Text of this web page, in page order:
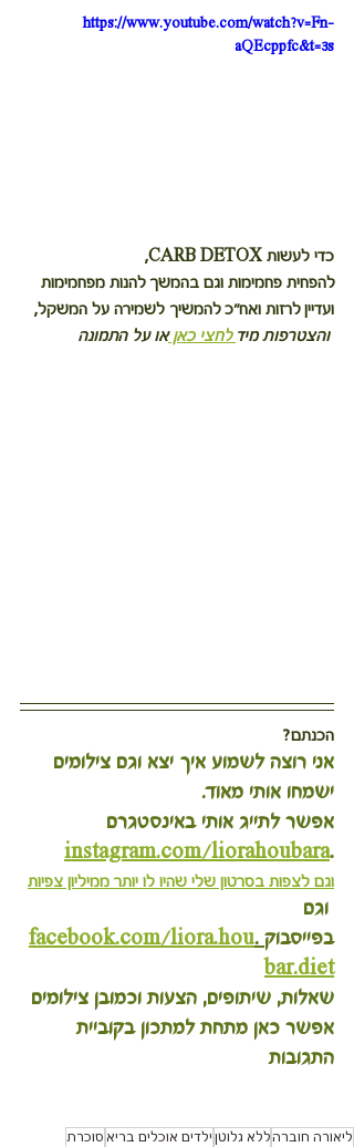
https://www.youtube.com/watch?v=Fn-
aQEcppfc&t=3s
כדי לעשות CARB DETOX,
להפחית פחמימות וגם בהמשך להנות מפחמימות
ועדיין לרזות ואח"כ להמשיך לשמירה על המשקל,
והצטרפות מיד לחצי כאן או על התמונה
הכנתם?
אני רוצה לשמוע איך יצא וגם צילומים
ישמחו אותי מאוד.
אפשר לתייג אותי באינסטגרם
.
instagram.com/liorahoubara
וגם לצפות בסרטון שלי שהיו לו יותר ממיליון צפיות
וגם
בפייסבוק .
facebook.com/liora.hou
bar.diet
שאלות, שיתופים, הצעות וכמובן צילומים
אפשר כאן מתחת למתכון בקוביית
התגובות
ליאורה חוברהללא גלוטן ילדים אוכלים בריא סוכרת